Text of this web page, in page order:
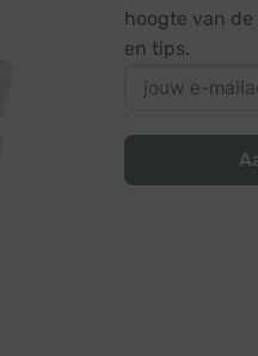
hoogte van
en tips.